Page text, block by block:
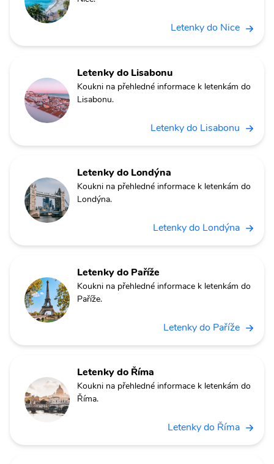
Letenky do Nice
Letenky do Lisabonu
Koukni na přehledné informace k letenkám do
Lisabonu.
Letenky do Lisabonu
Letenky do Londýna
Koukni na přehledné informace k letenkám do
Londýna.
Letenky do Londýna
Letenky do Paříže
Koukni na přehledné informace k letenkám do
Paříže.
Letenky do Paříže
Letenky do Říma
Koukni na přehledné informace k letenkám do
Říma.
Letenky do Říma